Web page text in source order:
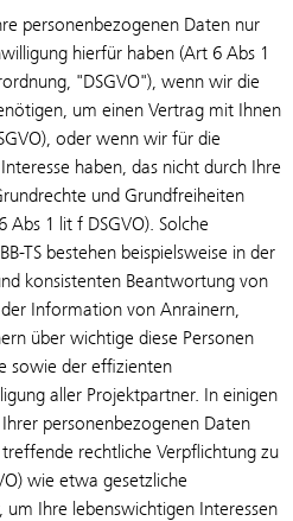
personenbezogenen Daten nur
hierfür haben (Art 6 Abs 1
"DSGVO"), wenn wir die
um einen Vertrag mit Ihnen
oder wenn wir für die
haben, das nicht durch Ihre
und Grundfreiheiten
1 lit f DSGVO). Solche
TS bestehen beispielsweise in der
konsistenten Beantwortung von
Information von Anrainern,
über wichtige diese Personen
sowie der effizienten
aller Projektpartner. In einigen
personenbezogenen Daten
rechtliche Verpflichtung zu
wie etwa gesetzliche
Ihre lebenswichtigen Interessen